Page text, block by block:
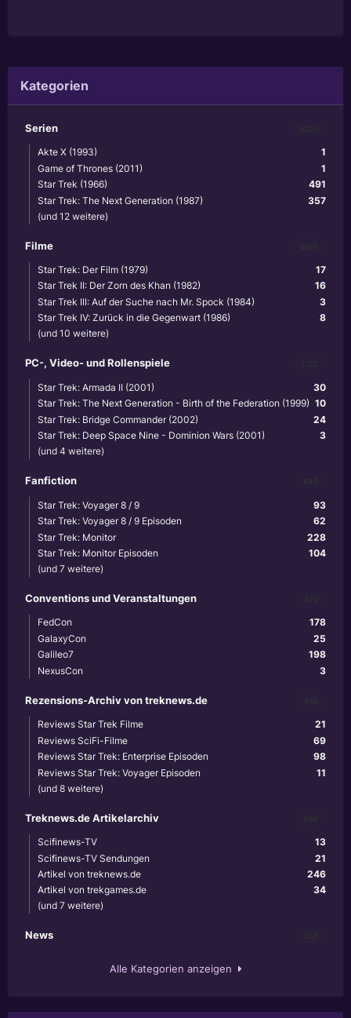
Kategorien
Serien
1
Akte X (1993)
1
Game of Thrones (2011)
491
Star Trek (1966)
357
Star Trek: The Next Generation (1987)
(und 12 weitere)
Filme
17
Star Trek: Der Film (1979)
16
Star Trek II: Der Zorn des Khan (1982)
3
Star Trek III: Auf der Suche nach Mr. Spock (1984)
8
Star Trek IV: Zurück in die Gegenwart (1986)
(und 10 weitere)
PC-, Video- und Rollenspiele
30
Star Trek: Armada II (2001)
10
Star Trek: The Next Generation - Birth of the Federation (1999)
24
Star Trek: Bridge Commander (2002)
3
Star Trek: Deep Space Nine - Dominion Wars (2001)
(und 4 weitere)
Fanfiction
93
Star Trek: Voyager 8 / 9
62
Star Trek: Voyager 8 / 9 Episoden
228
Star Trek: Monitor
104
Star Trek: Monitor Episoden
(und 7 weitere)
Conventions und Veranstaltungen
178
FedCon
25
GalaxyCon
198
Galileo7
3
NexusCon
Rezensions-Archiv von treknews.de
21
Reviews Star Trek Filme
69
Reviews SciFi-Filme
98
Reviews Star Trek: Enterprise Episoden
11
Reviews Star Trek: Voyager Episoden
(und 8 weitere)
Treknews.de Artikelarchiv
13
Scifinews-TV
21
Scifinews-TV Sendungen
246
Artikel von treknews.de
34
Artikel von trekgames.de
(und 7 weitere)
News
Alle Kategorien anzeigen